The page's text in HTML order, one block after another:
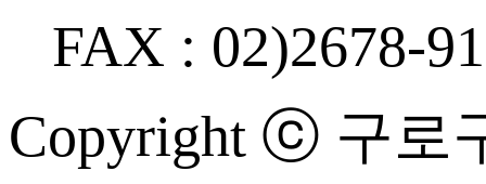
FAX : 02)2678-
Copyright ⓒ 구로